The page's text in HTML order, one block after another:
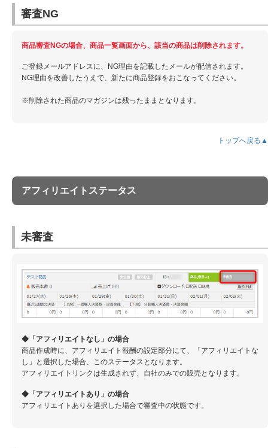
審査NG
商品審査NGの場合、商品一覧画面から、該当の商品は削除されます。
ご登録メールアドレスに、NG理由を記載したメールが配信されます。
NG理由を改善したうえで、新たに商品登録をおこなってください。
※削除された商品のマガジンは残ったままとなります。
トップへ戻る▲
アフィリエイトステータス
未審査
◆「アフィリエイトなし」の場合
商品作成時に、アフィリエイト報酬の設定部分にて、「アフィリエイトな
し」と選択した場合、このステータスとなります。
アフィリエイトリンクは生成されず、自社のみでの販売となります。
◆「アフィリエイトあり」の場合
アフィリエイトありを選択した場合で審査中の状態です。